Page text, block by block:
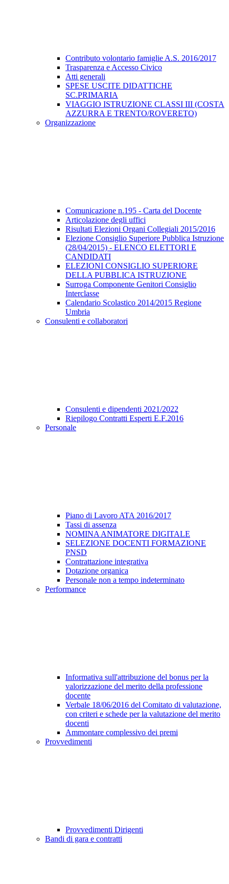
Contributo volontario famiglie A.S. 2016/2017
Trasparenza e Accesso Civico
Atti generali
SPESE USCITE DIDATTICHE
SC.PRIMARIA
VIAGGIO ISTRUZIONE CLASSI III (COSTA
AZZURRA E TRENTO/ROVERETO)
Organizzazione
Comunicazione n.195 - Carta del Docente
Articolazione degli uffici
Risultati Elezioni Organi Collegiali 2015/2016
Elezione Consiglio Superiore Pubblica Istruzione
(28/04/2015) - ELENCO ELETTORI E
CANDIDATI
ELEZIONI CONSIGLIO SUPERIORE
DELLA PUBBLICA ISTRUZIONE
Surroga Componente Genitori Consiglio
Interclasse
Calendario Scolastico 2014/2015 Regione
Umbria
Consulenti e collaboratori
Consulenti e dipendenti 2021/2022
Riepilogo Contratti Esperti E.F.2016
Personale
Piano di Lavoro ATA 2016/2017
Tassi di assenza
NOMINA ANIMATORE DIGITALE
SELEZIONE DOCENTI FORMAZIONE
PNSD
Contrattazione integrativa
Dotazione organica
Personale non a tempo indeterminato
Performance
Informativa sull'attribuzione del bonus per la
valorizzazione del merito della professione
docente
Verbale 18/06/2016 del Comitato di valutazione,
con criteri e schede per la valutazione del merito
docenti
Ammontare complessivo dei premi
Provvedimenti
Provvedimenti Dirigenti
Bandi di gara e contratti